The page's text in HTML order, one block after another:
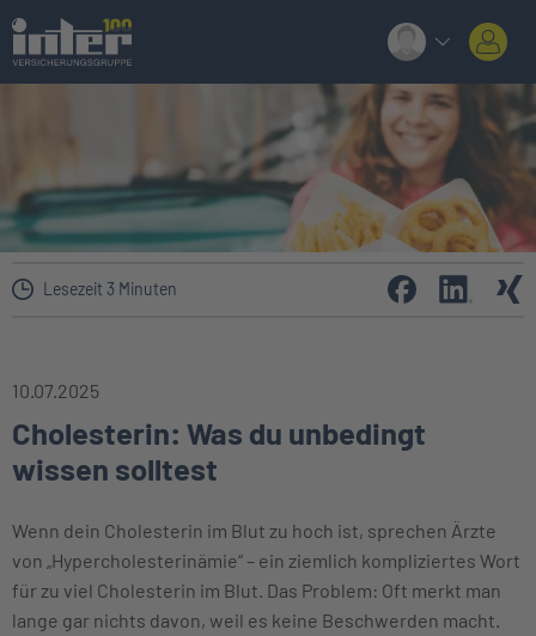
Lesezeit 3 Minuten
10.07.2025
Cholesterin: Was du unbedingt
wissen solltest
Wenn dein Cholesterin im Blut zu hoch ist, sprechen Ärzte
von „Hypercholesterinämie“ – ein ziemlich kompliziertes Wort
für zu viel Cholesterin im Blut. Das Problem: Oft merkt man
lange gar nichts davon, weil es keine Beschwerden macht.